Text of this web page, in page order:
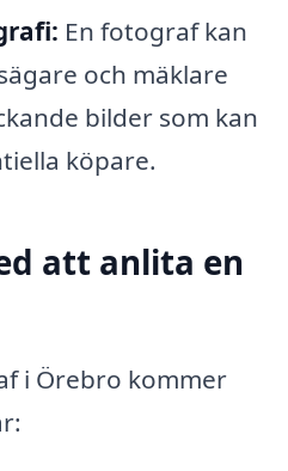
En fotograf kan
och mäklare
bilder som kan
köpare.
att anlita en
i Örebro kommer